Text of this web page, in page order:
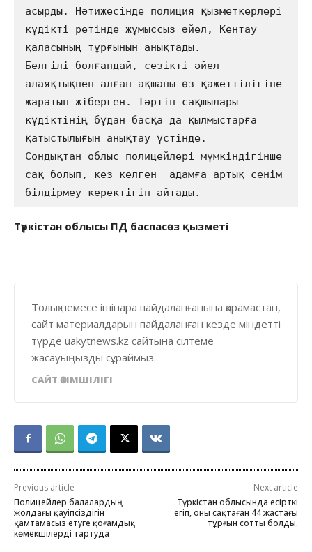
асырды. Нәтижесінде полиция қызметкерлері
күдікті ретінде жұмыссыз әйел, Кентау
қаласының тұрғынын анықтады.
Белгілі болғандай, сезікті әйел
алаяқтықпен алған ақшаны өз қажеттілігіне
жаратып жіберген. Тәртіп сақшылары
күдіктінің бұдан басқа да қылмыстарға
қатыстылығын анықтау үстінде.
Сондықтан облыс полицейлері мүмкіндігінше
сақ болып, кез келген  адамға артық сенім
білдірмеу керектігін айтады.
Түркістан облысы ПД баспасөз қызметі
Толық немесе ішінара пайдаланғанына қарамастан,
сайт материалдарын пайдаланған кезде міндетті
түрде uakytnews.kz сайтына сілтеме
жасауыңызды сұраймыз.
САЙТ ӘКІМШІЛІГІ
Previous article
Полицейлер балалардың
жолдағы қауіпсіздігін
қамтамасыз етуге қоғамдық
көмекшілерді тартуда
Next article
Түркістан облысында есірткі
егіп, оны сақтаған 44 жастағы
тұрғын сотты болды.